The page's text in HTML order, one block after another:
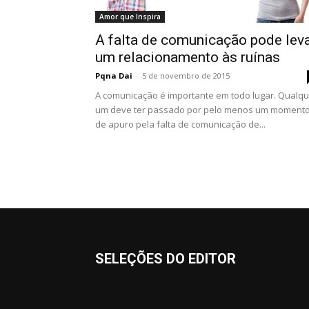
Amor que Inspira
A falta de comunicação pode
um relacionamento às ruínas
Pqna Dai - 5 de novembro de 2015
A comunicação é importante em todo lugar.
um deve ter passado por pelo menos um momento
de apuro pela falta de comunicação de...
SELEÇÕES DO EDITOR